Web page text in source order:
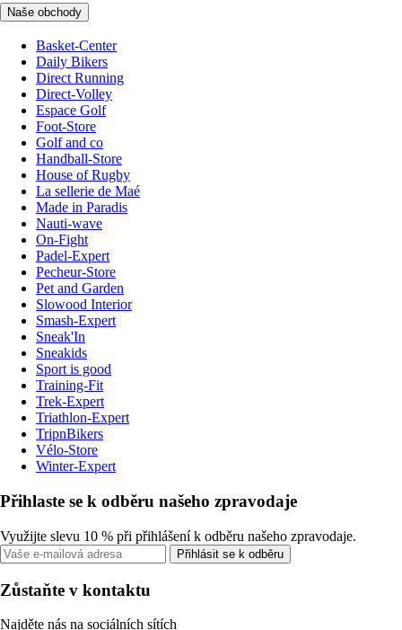
Naše obchody
Basket-Center
Daily Bikers
Direct Running
Direct-Volley
Espace Golf
Foot-Store
Golf and co
Handball-Store
House of Rugby
La sellerie de Maé
Made in Paradis
Nauti-wave
On-Fight
Padel-Expert
Pecheur-Store
Pet and Garden
Slowood Interior
Smash-Expert
Sneak'In
Sneakids
Sport is good
Training-Fit
Trek-Expert
Triathlon-Expert
TripnBikers
Vélo-Store
Winter-Expert
Přihlaste se k odběru našeho zpravodaje
Využijte slevu 10 % při přihlášení k odběru našeho zpravodaje.
Přihlásit se k odběru
Zůstaňte v kontaktu
Najděte nás na sociálních sítích